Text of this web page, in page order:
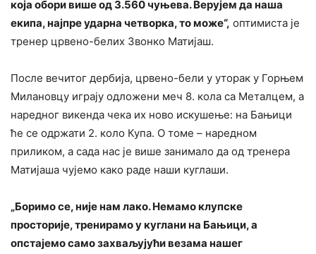
која обори више од 3.560 чуњева. Верујем да наша
екипа, најпре ударна четворка, то може“, оптимиста је
тренер црвено-белих Звонко Матијаш.
После вечитог дербија, црвено-бели у уторак у Горњем
Милановцу играју одложени меч 8. кола са Металцем, а
наредног викенда чека их ново искушење: на Бањици
ће се одржати 2. коло Купа. О томе – наредном
приликом, а сада нас је више занимало да од тренера
Матијаша чујемо како раде наши куглаши.
„Боримо се, није нам лако. Немамо клупске
просторије, тренирамо у куглани на Бањици, а
опстајемо само захваљујући везама нашег